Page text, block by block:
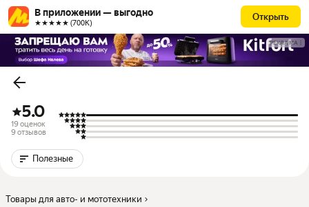
В приложении — выгодно
★★★★★ (700К)
Открыть
РЕКЛАМА
5.0
19 оценок
9 отзывов
Полезные
Товары для авто- и мототехники